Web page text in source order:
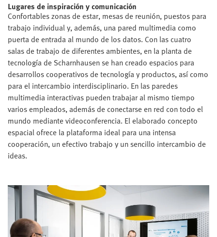
Lugares de inspiración y comunicación
Confortables zonas de estar, mesas de reunión, puestos para
trabajo individual y, además, una pared multimedia como
puerta de entrada al mundo de los datos. Con las cuatro
salas de trabajo de diferentes ambientes, en la planta de
tecnología de Scharnhausen se han creado espacios para
desarrollos cooperativos de tecnología y productos, así como
para el intercambio interdisciplinario. En las paredes
multimedia interactivas pueden trabajar al mismo tiempo
varios empleados, además de conectarse en red con todo el
mundo mediante videoconferencia. El elaborado concepto
espacial ofrece la plataforma ideal para una intensa
cooperación, un efectivo trabajo y un sencillo intercambio de
ideas.